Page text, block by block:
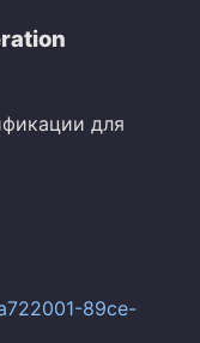
для
89ce-